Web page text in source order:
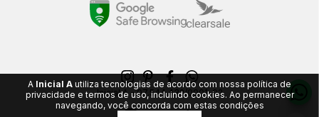
Inicial A - 07.544.432/0001-02
A Inicial A utiliza tecnologias de acordo com nossa política de
privacidade e termos de uso, incluindo cookies. Ao permanecer
navegando, você concorda com estas condições